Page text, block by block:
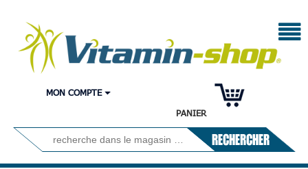
PANIER
MON COMPTE
RECHERCHER